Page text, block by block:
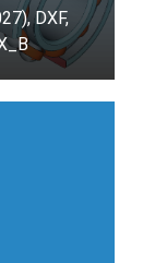
DXF,